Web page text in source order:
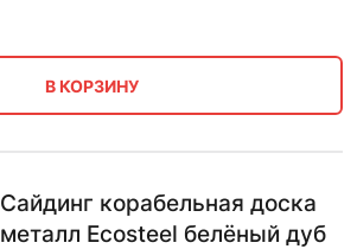
В КОРЗИНУ
Сайдинг корабельная доска
металл Ecosteel белёный дуб